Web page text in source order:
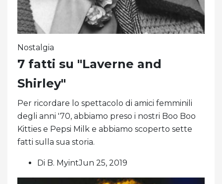
Nostalgia
7 fatti su "Laverne and
Shirley"
Per ricordare lo spettacolo di amici femminili
degli anni '70, abbiamo preso i nostri Boo Boo
Kitties e Pepsi Milk e abbiamo scoperto sette
fatti sulla sua storia.
Di B. MyintJun 25, 2019